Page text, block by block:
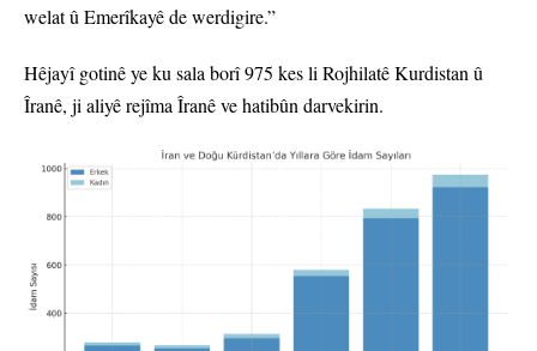
welat û Emerîkayê de werdigire.”
Hêjayî gotinê ye ku sala borî 975 kes li Rojhilatê Kurdistan û
Îranê, ji aliyê rejîma Îranê ve hatibûn darvekirin.